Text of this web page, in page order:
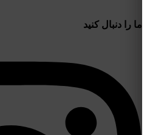
ما را دنبال کنید